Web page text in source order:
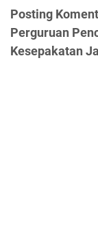
Posting
Perguruan
Kesepakatan